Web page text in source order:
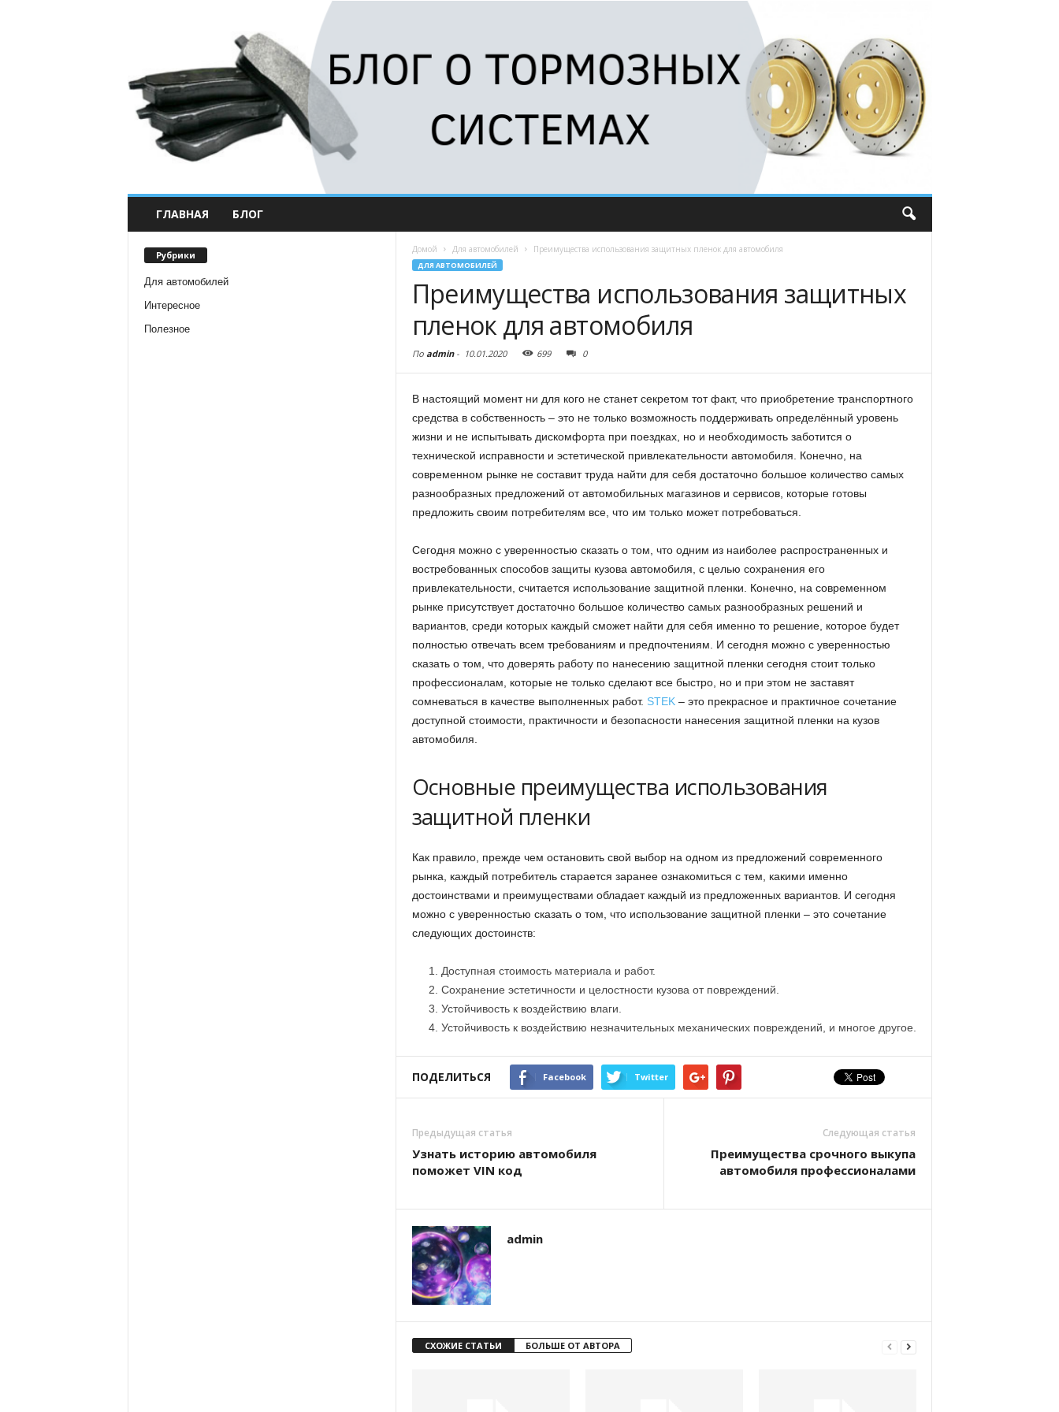
ГЛАВНАЯ БЛОГ
Рубрики
Для автомобилей
Интересное
Полезное
Домой Для автомобилей Преимущества использования защитных пленок для автомобиля
ДЛЯ АВТОМОБИЛЕЙ
Преимущества использования защитных
пленок для автомобиля
По admin- 10.01.2020 699 0
В настоящий момент ни для кого не станет секретом тот факт, что приобретение транспортного
средства в собственность – это не только возможность поддерживать определённый уровень
жизни и не испытывать дискомфорта при поездках, но и необходимость заботится о
технической исправности и эстетической привлекательности автомобиля. Конечно, на
современном рынке не составит труда найти для себя достаточно большое количество самых
разнообразных предложений от автомобильных магазинов и сервисов, которые готовы
предложить своим потребителям все, что им только может потребоваться.
Сегодня можно с уверенностью сказать о том, что одним из наиболее распространенных и
востребованных способов защиты кузова автомобиля, с целью сохранения его
привлекательности, считается использование защитной пленки. Конечно, на современном
рынке присутствует достаточно большое количество самых разнообразных решений и
вариантов, среди которых каждый сможет найти для себя именно то решение, которое будет
полностью отвечать всем требованиям и предпочтениям. И сегодня можно с уверенностью
сказать о том, что доверять работу по нанесению защитной пленки сегодня стоит только
профессионалам, которые не только сделают все быстро, но и при этом не заставят
сомневаться в качестве выполненных работ. STEK– это прекрасное и практичное сочетание
доступной стоимости, практичности и безопасности нанесения защитной пленки на кузов
автомобиля.
Основные преимущества использования
защитной пленки
Как правило, прежде чем остановить свой выбор на одном из предложений современного
рынка, каждый потребитель старается заранее ознакомиться с тем, какими именно
достоинствами и преимуществами обладает каждый из предложенных вариантов. И сегодня
можно с уверенностью сказать о том, что использование защитной пленки – это сочетание
следующих достоинств:
Доступная стоимость материала и работ.
Сохранение эстетичности и целостности кузова от повреждений.
Устойчивость к воздействию влаги.
Устойчивость к воздействию незначительных механических повреждений, и многое другое.
ПОДЕЛИТЬСЯ Facebook Twitter
Предыдущая статья
Узнать историю автомобиля
поможет VIN код
Следующая статья
Преимущества срочного выкупа
автомобиля профессионалами
admin
СХОЖИЕ СТАТЬИ БОЛЬШЕ ОТ АВТОРА